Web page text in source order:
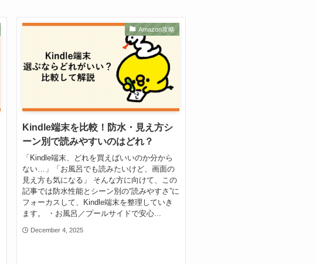
Amazon攻略
Kindle端末を比較！防水・見え方シ
ーン別で読みやすいのはどれ？
「Kindle端末、どれを買えばいいのか分から
ない…」「お風呂でも読みたいけど、画面の
見え方も気になる」 そんな方に向けて、この
記事では防水性能とシーン別の“読みやすさ”に
フォーカスして、Kindle端末を整理していき
ます。 ・お風呂／プールサイドで安心...
December 4, 2025